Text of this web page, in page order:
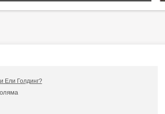
Ели Голдинг?